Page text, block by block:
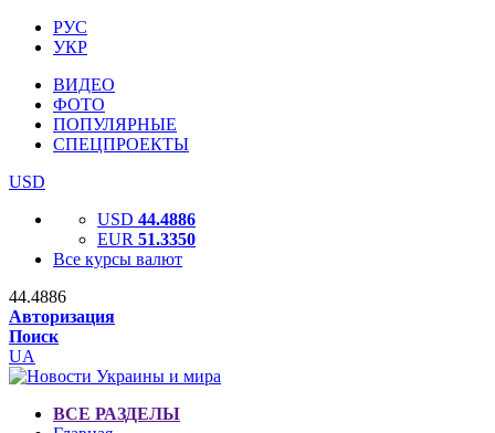
РУС
УКР
ВИДЕО
ФОТО
ПОПУЛЯРНЫЕ
СПЕЦПРОЕКТЫ
USD
USD 44.4886
EUR 51.3350
Все курсы валют
44.4886
Авторизация
Поиск
UA
ВСЕ РАЗДЕЛЫ